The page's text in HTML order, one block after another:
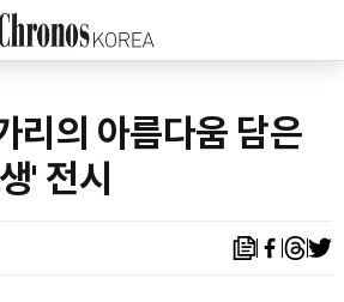
리의 아름다움 담은
' 전시